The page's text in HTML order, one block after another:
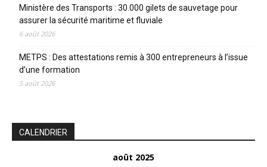
Ministère des Transports : 30.000 gilets de sauvetage pour
assurer la sécurité maritime et fluviale
6 août 2026
METPS : Des attestations remis à 300 entrepreneurs à l’issue
d’une formation
5 août 2026
CALENDRIER
août 2025